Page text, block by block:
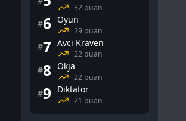
32 puan
#6 Oyun
29 puan
#7 Avcı Kraven
22 puan
#8 Okja
22 puan
#9 Diktatör
21 puan